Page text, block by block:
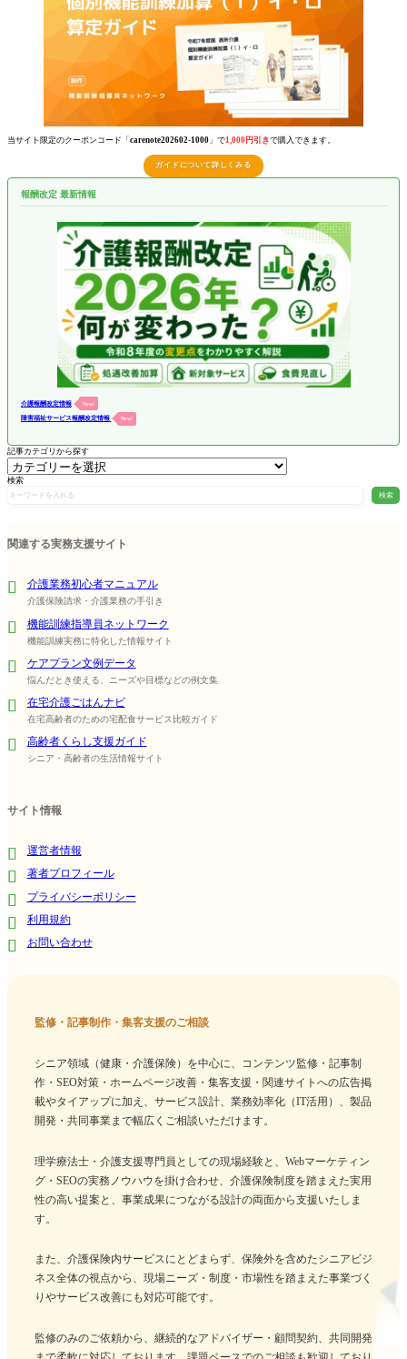
当サイト限定のクーポンコード「 carenote202602-1000 」で1,000円引きで購入できます。
ガイドについて詳しくみる
報酬改定 最新情報
介護報酬改定情報 New!
障害福祉サービス報酬改定情報 New!
記事カテゴリから探す
検索
検索
関連する実務支援サイト
介護業務初心者マニュアル
介護保険請求・介護業務の手引き
機能訓練指導員ネットワーク
機能訓練実務に特化した情報サイト
ケアプラン文例データ
悩んだとき使える、ニーズや目標などの例文集
在宅介護ごはんナビ
在宅高齢者のための宅配食サービス比較ガイド
高齢者くらし支援ガイド
シニア・高齢者の生活情報サイト
サイト情報
運営者情報
著者プロフィール
プライバシーポリシー
利用規約
お問い合わせ
監修・記事制作・集客支援のご相談
シニア領域（健康・介護保険）を中心に、コンテンツ監修・記事制
作・SEO対策・ホームページ改善・集客支援・関連サイトへの広告掲
載やタイアップに加え、サービス設計、業務効率化（IT活用）、製品
開発・共同事業まで幅広くご相談いただけます。
理学療法士・介護支援専門員としての現場経験と、Webマーケティン
グ・SEOの実務ノウハウを掛け合わせ、介護保険制度を踏まえた実用
性の高い提案と、事業成果につながる設計の両面から支援いたしま
す。
また、介護保険内サービスにとどまらず、保険外を含めたシニアビジ
ネス全体の視点から、現場ニーズ・制度・市場性を踏まえた事業づく
りやサービス改善にも対応可能です。
監修のみのご依頼から、継続的なアドバイザー・顧問契約、共同開発